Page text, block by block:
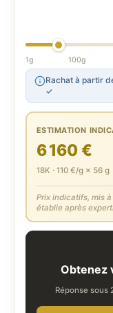
1g 100g
Rachat à partir
✓
ESTIMATION
6 160 €
18K · 110 €/g × 56 g
Prix indicatifs, mis
établie après
Obtenez
Réponse sous